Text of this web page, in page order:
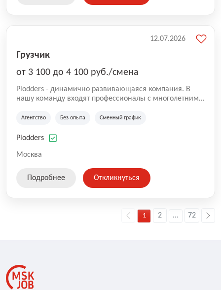
Грузчик
от 3 100 до 4 100 руб./смена
Plodders - динамично развивающаяся компания. В
нашу команду входят профессионалы с многолетним
на рынке аутсорсинга, а накопленный опыт позволяют
оказываемых услуг.
Агентство Без опыта Сменный график
Plodders
Москва
12.07.2026
Подробнее Откликнуться
1 2 ... 72